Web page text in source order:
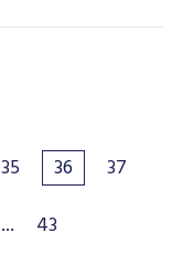
35 36
37
... 43